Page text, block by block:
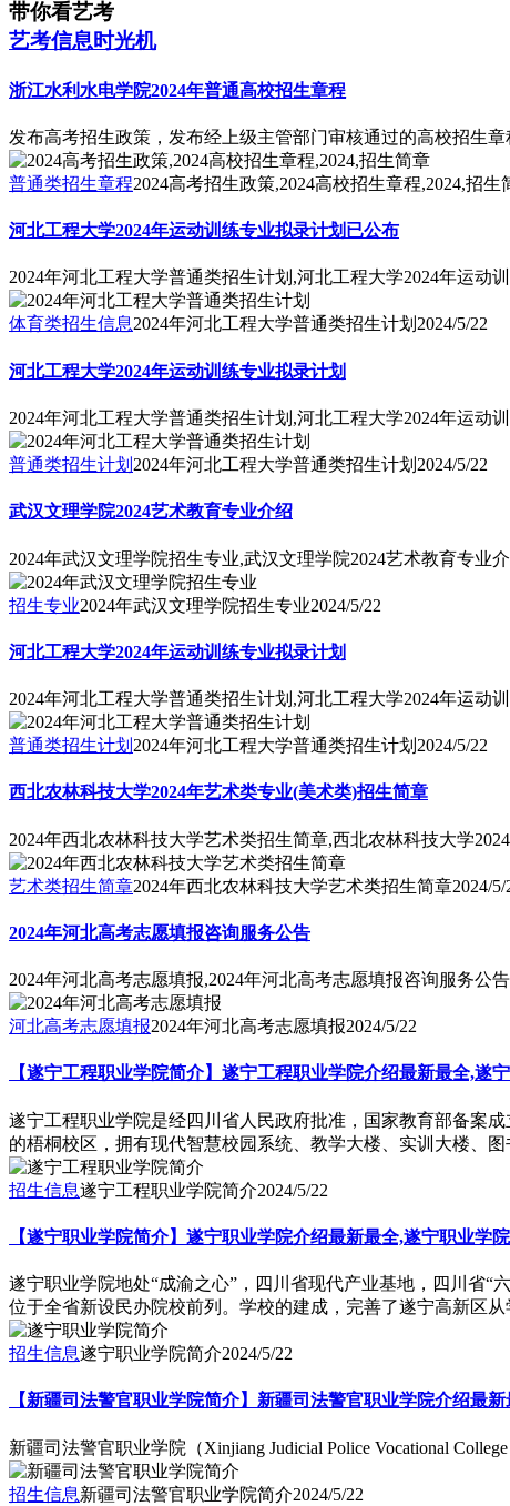
带你看艺考
艺考信息时光机
浙江水利水电学院2024年普通高校招生章程
发布高考招生政策，发布经上级主管部门审核通过的高校招生
普通类招生章程2024高考招生政策,2024高校招生章程,2024,招生
河北工程大学2024年运动训练专业拟录计划已公布
2024年河北工程大学普通类招生计划,河北工程大学2024年运动
体育类招生信息2024年河北工程大学普通类招生计划 2024/5/22
河北工程大学2024年运动训练专业拟录计划
2024年河北工程大学普通类招生计划,河北工程大学2024年运动
普通类招生计划 2024年河北工程大学普通类招生计划 2024/5/22
武汉文理学院2024艺术教育专业介绍
2024年武汉文理学院招生专业,武汉文理学院2024艺术教育专业
招生专业2024年武汉文理学院招生专业2024/5/22
河北工程大学2024年运动训练专业拟录计划
2024年河北工程大学普通类招生计划,河北工程大学2024年运动
普通类招生计划 2024年河北工程大学普通类招生计划 2024/5/22
西北农林科技大学2024年艺术类专业(美术类)招生简章
2024年西北农林科技大学艺术类招生简章,西北农林科技大学
艺术类招生简章2024年西北农林科技大学艺术类招生简章2024/5/
2024年河北高考志愿填报咨询服务公告
2024年河北高考志愿填报,2024年河北高考志愿填报咨询服务公告
河北高考志愿填报2024年河北高考志愿填报2024/5/22
【遂宁工程职业学院简介】遂宁工程职业学院介绍最新最全,
遂宁工程职业学院是经四川省人民政府批准，国家教育部备案
的梧桐校区，拥有现代智慧校园系统、教学大楼、实训大楼、
招生信息遂宁工程职业学院简介2024/5/22
【遂宁职业学院简介】遂宁职业学院介绍最新最全,遂宁职业学
遂宁职业学院地处“成渝之心”，四川省现代产业基地，四川省“
位于全省新设民办院校前列。学校的建成，完善了遂宁高新区从
招生信息遂宁职业学院简介2024/5/22
【新疆司法警官职业学院简介】新疆司法警官职业学院介绍最
新疆司法警官职业学院（Xinjiang Judicial Police Vocational
招生信息新疆司法警官职业学院简介2024/5/22